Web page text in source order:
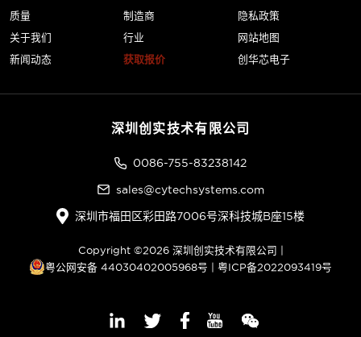
质量
关于我们
新闻动态
制造商
行业
获取报价
隐私政策
网站地图
创华芯电子
深圳创实技术有限公司
0086-755-83238142
sales@cytechsystems.com
深圳市福田区彩田路7006号深科技城B座15楼
Copyright ©2026 深圳创实技术有限公司 |
粤公网安备 44030402005968号 | 粤ICP备2022093419号